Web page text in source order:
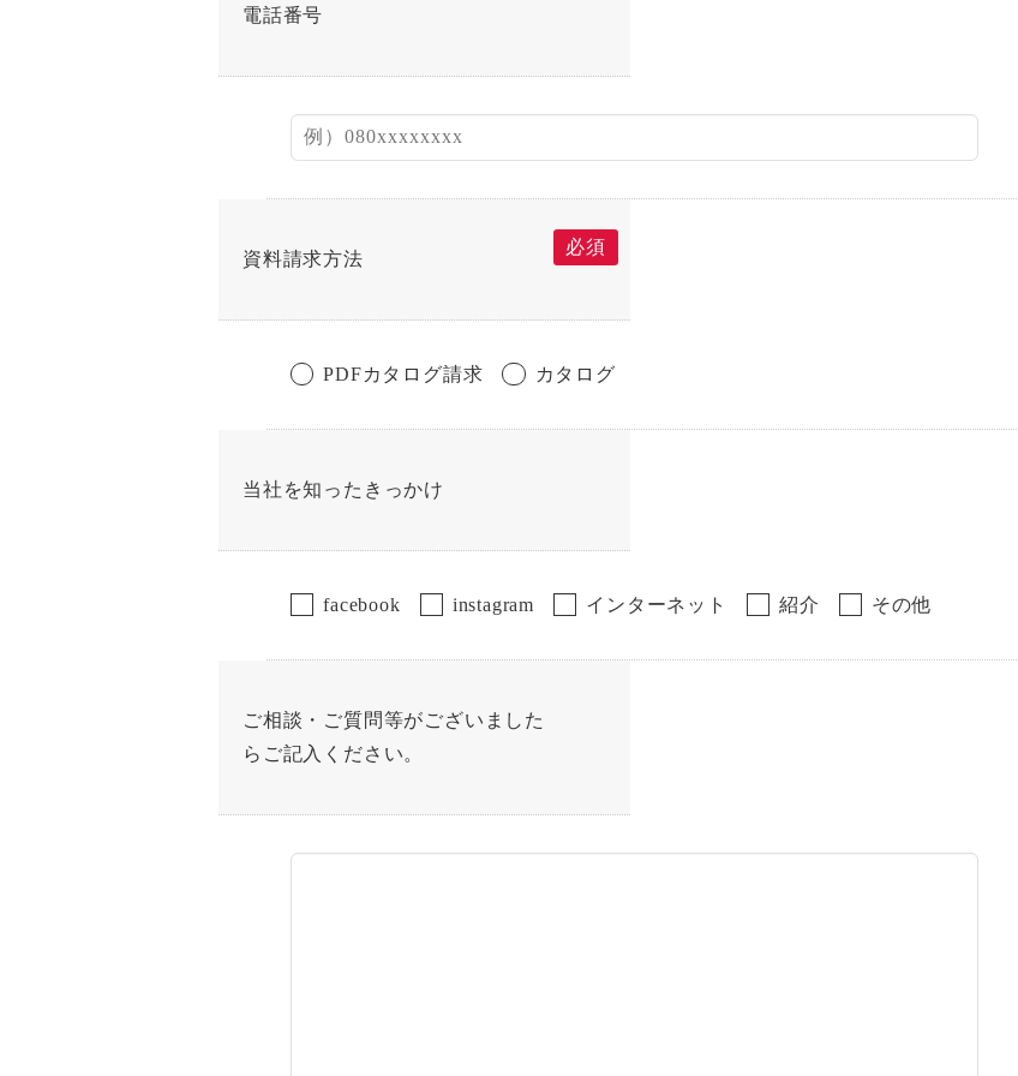
電話番号
資料請求方法
必須
PDFカタログ請求 カタログ
当社を知ったきっかけ
facebook instagram インターネット 紹介 その他
ご相談・ご質問等がございました
らご記入ください。